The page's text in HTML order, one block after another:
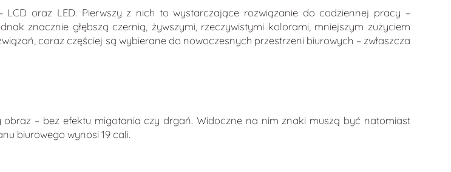
oraz LED. Pierwszy z nich to wystarczające rozwiązanie do codziennej pracy –
znacznie głębszą czernią, żywszymi, rzeczywistymi kolorami, mniejszym zużyciem
coraz częściej są wybierane do nowoczesnych przestrzeni biurowych – zwłaszcza
– bez efektu migotania czy drgań. Widoczne na nim znaki muszą być natomiast
biurowego wynosi 19 cali.